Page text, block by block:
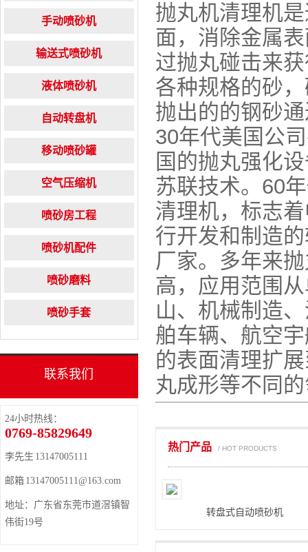
抛丸机清理机
面，消除金属
过抛丸碰击来
各种规格的砂
抛出的的钢砂
30年代美国公
国的抛丸强化
苏联技术。60
清理机，标志
行开发和制造
厂家。多年来
高，应用范围
山、机械制造
舶车辆、航空
的表面清理扩
丸成形等不同
热门产品 / HOT PRODUCTS
转盘式自动喷砂机
手动喷砂机
输送式喷砂机
液体喷砂机
自动转盘机
移动喷砂罐
空气压缩机
喷砂房工程
喷砂机配件
喷砂磨料
喷砂手套
联系我们
24小时热线：
0769-85829649
李先生 13147005111
邮箱 13147005111@163.com
地址：广东省东莞市道滘镇智
伟街19号